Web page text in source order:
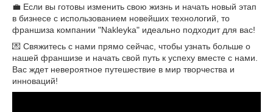
💼 Если вы готовы изменить свою жизнь и начать новый этап
в бизнесе с использованием новейших технологий, то
франшиза компании "Nakleyka" идеально подходит для вас!
💌 Свяжитесь с нами прямо сейчас, чтобы узнать больше о
нашей франшизе и начать свой путь к успеху вместе с нами.
Вас ждет невероятное путешествие в мир творчества и
инноваций!